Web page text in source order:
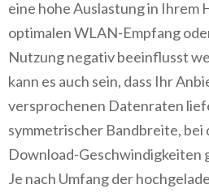
eine hohe Auslastung in Ihrem
optimalen WLAN-Empfang
Nutzung negativ beeinflusst
kann es auch sein, dass Ihr
versprochenen Datenraten
symmetrischer Bandbreite, bei
Download-Geschwindigkeiten
Je nach Umfang der